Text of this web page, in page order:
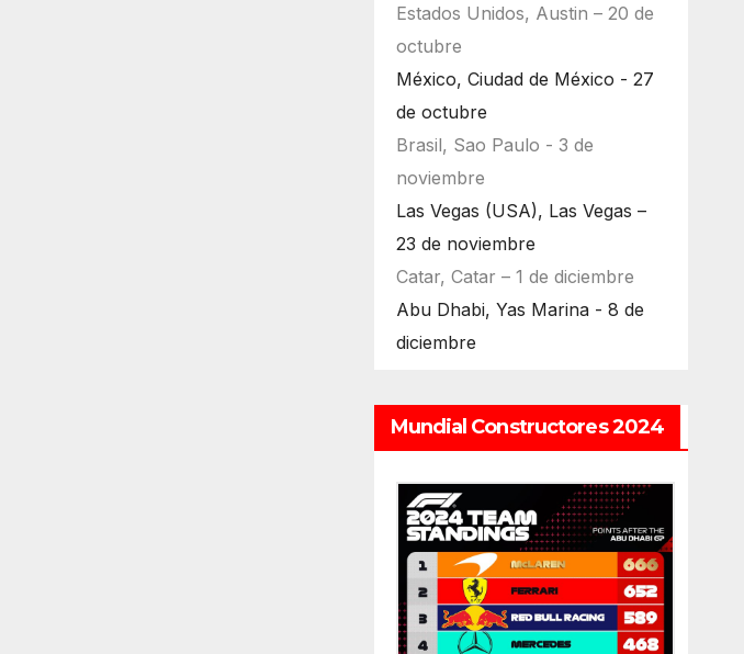
Estados Unidos, Austin – 20 de
octubre
México, Ciudad de México - 27
de octubre
Brasil, Sao Paulo - 3 de
noviembre
Las Vegas (USA), Las Vegas –
23 de noviembre
Catar, Catar – 1 de diciembre
Abu Dhabi, Yas Marina - 8 de
diciembre
Mundial Constructores 2024